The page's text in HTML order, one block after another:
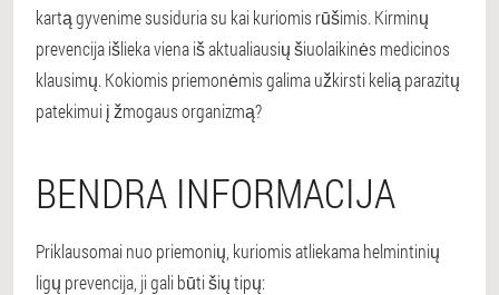
kartą gyvenime susiduria su kai kuriomis rūšimis. Kirminų
prevencija išlieka viena iš aktualiausių šiuolaikinės medicinos
klausimų. Kokiomis priemonėmis galima užkirsti kelią parazitų
patekimui į žmogaus organizmą?
BENDRA INFORMACIJA
Priklausomai nuo priemonių, kuriomis atliekama helmintinių
ligų prevencija, ji gali būti šių tipų: